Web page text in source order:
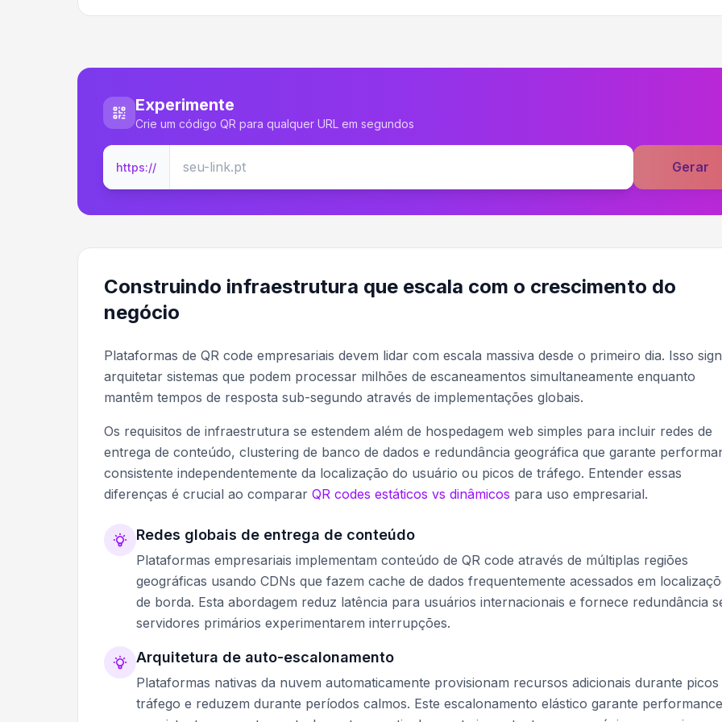
Experimente
Crie um código QR para qualquer URL em segundos
https:// Gerar
Construindo infraestrutura que escala com o crescimento do
negócio
Plataformas de QR code empresariais devem lidar com escala massiva desde o primeiro dia. Isso
arquitetar sistemas que podem processar milhões de escaneamentos simultaneamente enquanto
mantêm tempos de resposta sub-segundo através de implementações globais.
Os requisitos de infraestrutura se estendem além de hospedagem web simples para incluir redes de
entrega de conteúdo, clustering de banco de dados e redundância geográfica que garante
consistente independentemente da localização do usuário ou picos de tráfego. Entender essas
diferenças é crucial ao comparar QR codes estáticos vs dinâmicos para uso empresarial.
Redes globais de entrega de conteúdo
Plataformas empresariais implementam conteúdo de QR code através de múltiplas regiões
geográficas usando CDNs que fazem cache de dados frequentemente acessados em
de borda. Esta abordagem reduz latência para usuários internacionais e fornece redundância
servidores primários experimentarem interrupções.
Arquitetura de auto-escalonamento
Plataformas nativas da nuvem automaticamente provisionam recursos adicionais durante picos
tráfego e reduzem durante períodos calmos. Este escalonamento elástico garante performance